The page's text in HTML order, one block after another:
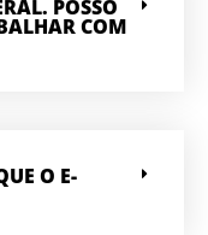
POSSO
COM
O E-